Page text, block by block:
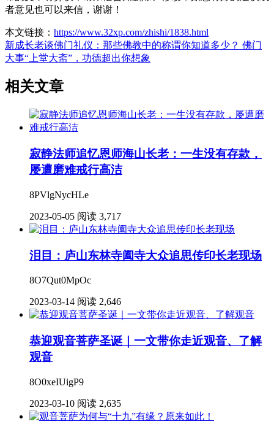
者意见也可以来信，谢谢！
本文链接： https://www.32xp.com/zhishi/1838.html
新成长老谈佛门礼仪：那些佛教中的称谓你知道多少？ 佛门
大事“上堂大斋”，功德超出你想象
相关文章
寂静法师追忆恩师海山长老：一生没有存款，
屡遭磨难戒行高洁
8PVlgNycHLe
2023-05-05 阅读 3,717
泪目：庐山东林寺阖寺大众追思传印长老现场
8O7Qut0MpOc
2023-03-14 阅读 2,646
恭迎观音菩萨圣诞｜一文带你走近观音、了解
观音
8O0xeIUigP9
2023-03-10 阅读 2,635